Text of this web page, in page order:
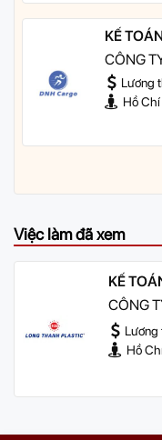
KẾ
CÔNG
Lương
Hồ
Việc làm đã xem
KẾ
CÔNG
Lương
Hồ